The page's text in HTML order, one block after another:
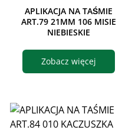
APLIKACJA NA TAŚMIE
ART.79 21MM 106 MISIE
NIEBIESKIE
Zobacz więcej